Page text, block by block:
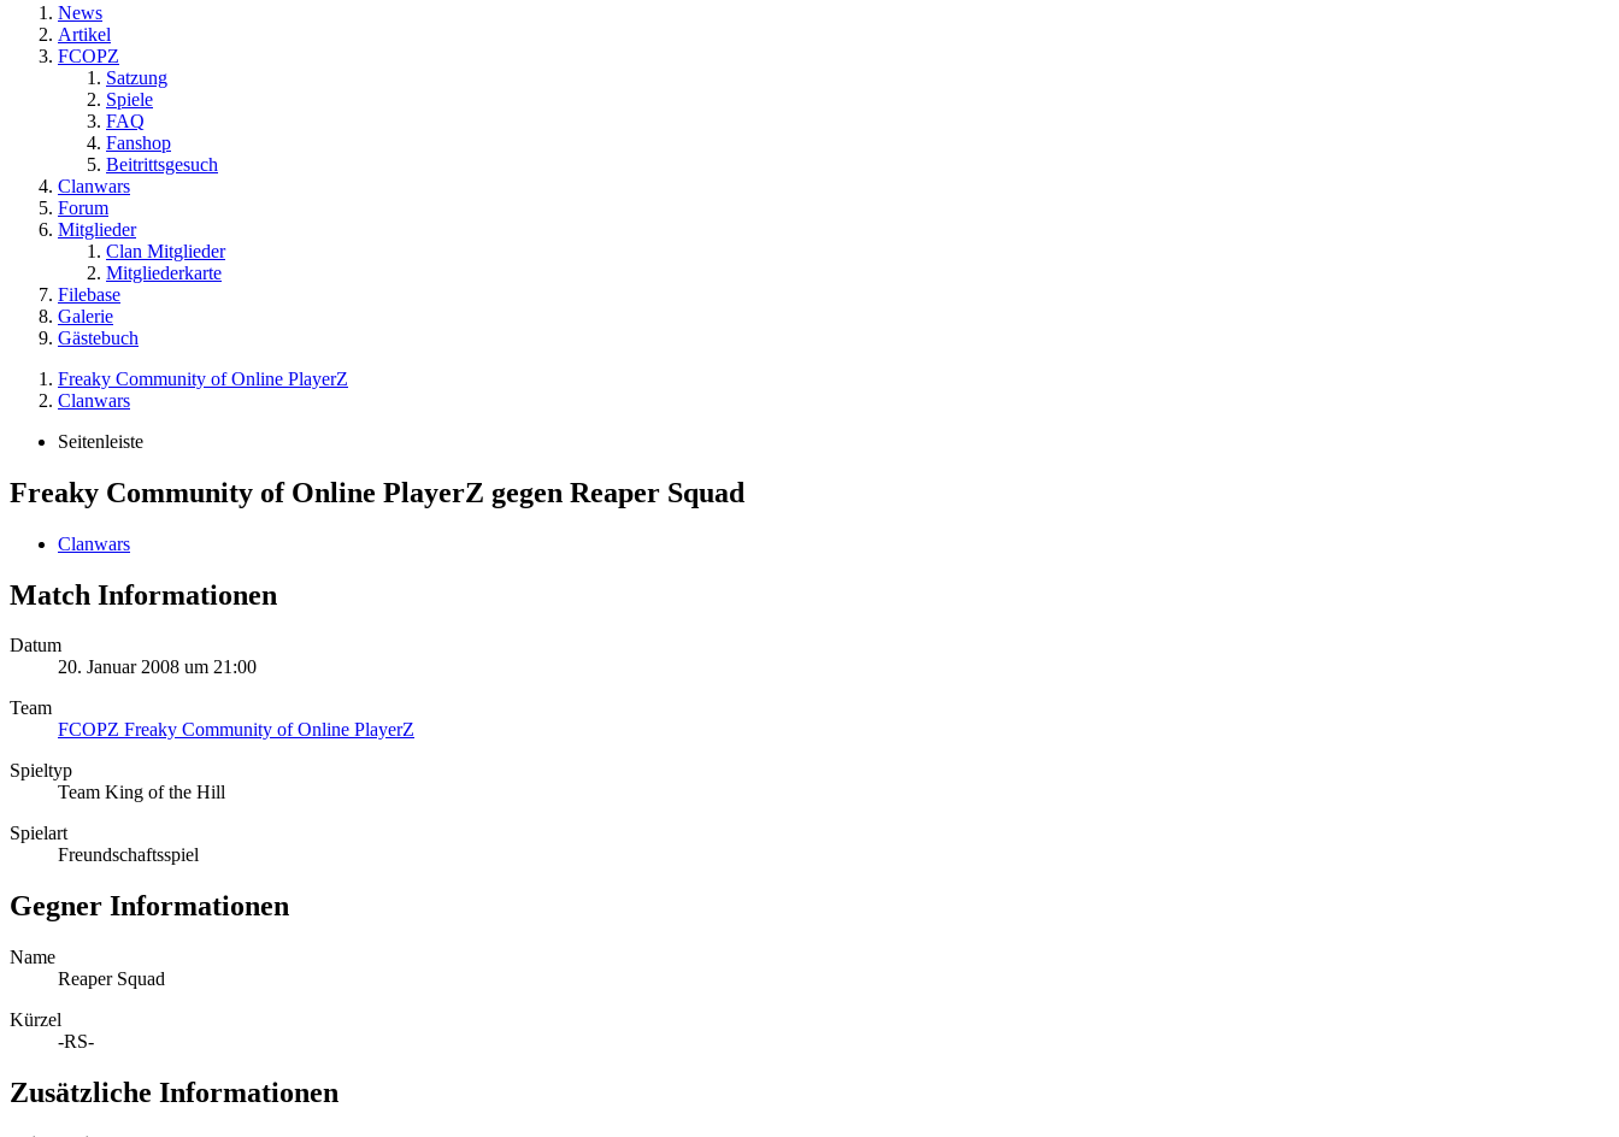
News
Artikel
FCOPZ
Satzung
Spiele
FAQ
Fanshop
Beitrittsgesuch
Clanwars
Forum
Mitglieder
Clan Mitglieder
Mitgliederkarte
Filebase
Galerie
Gästebuch
Freaky Community of Online PlayerZ
Clanwars
Seitenleiste
Freaky Community of Online PlayerZ gegen Reaper Squad
Clanwars
Match Informationen
Datum
20. Januar 2008 um 21:00
Team
FCOPZ Freaky Community of Online PlayerZ
Spieltyp
Team King of the Hill
Spielart
Freundschaftsspiel
Gegner Informationen
Name
Reaper Squad
Kürzel
-RS-
Zusätzliche Informationen